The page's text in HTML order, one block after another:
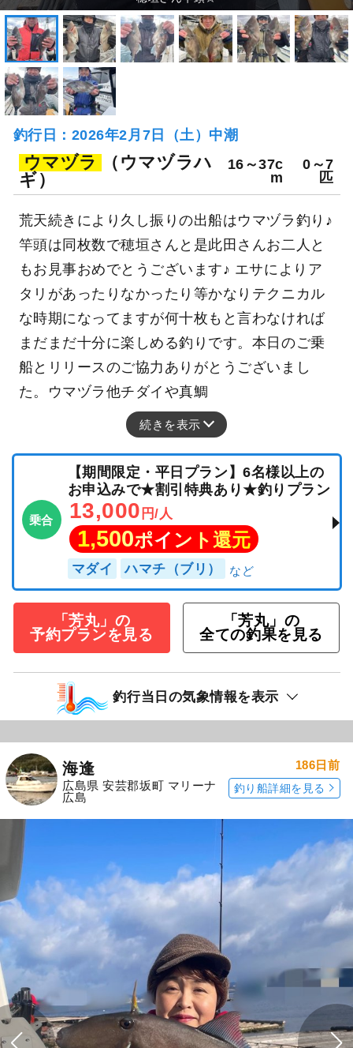
釣行日：2026年2月7日（土）中潮
ウマヅラ
（ウマヅラハ
ギ）
16～37c
m
0～7
匹
荒天続きにより久し振りの出船はウマヅラ釣り♪
竿頭は同枚数で穂垣さんと是此田さんお二人と
もお見事おめでとうございます♪ エサによりア
タリがあったりなかったり等かなりテクニカル
な時期になってますが何十枚もと言わなければ
まだまだ十分に楽しめる釣りです。本日のご乗
船とリリースのご協力ありがとうございまし
た。ウマヅラ他チダイや真鯛
続きを表示
乗合
【期間限定・平日プラン】6名様以上の
お申込みで★割引特典あり★釣りプラン
13,000 円/人
1,500ポイント還元
マダイ ハマチ（ブリ）
「芳丸」の
予約プランを見る
「芳丸」の
全ての釣果を見る
釣行当日の気象情報を表示
海逢
広島県 安芸郡坂町 マリーナ
広島
186日前
釣り船詳細を見る